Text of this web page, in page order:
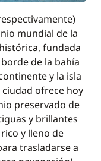
mundial de la
fundada
de la bahía
y la isla
ciudad ofrece hoy
preservado de
y brillantes
y lleno de
trasladarse a